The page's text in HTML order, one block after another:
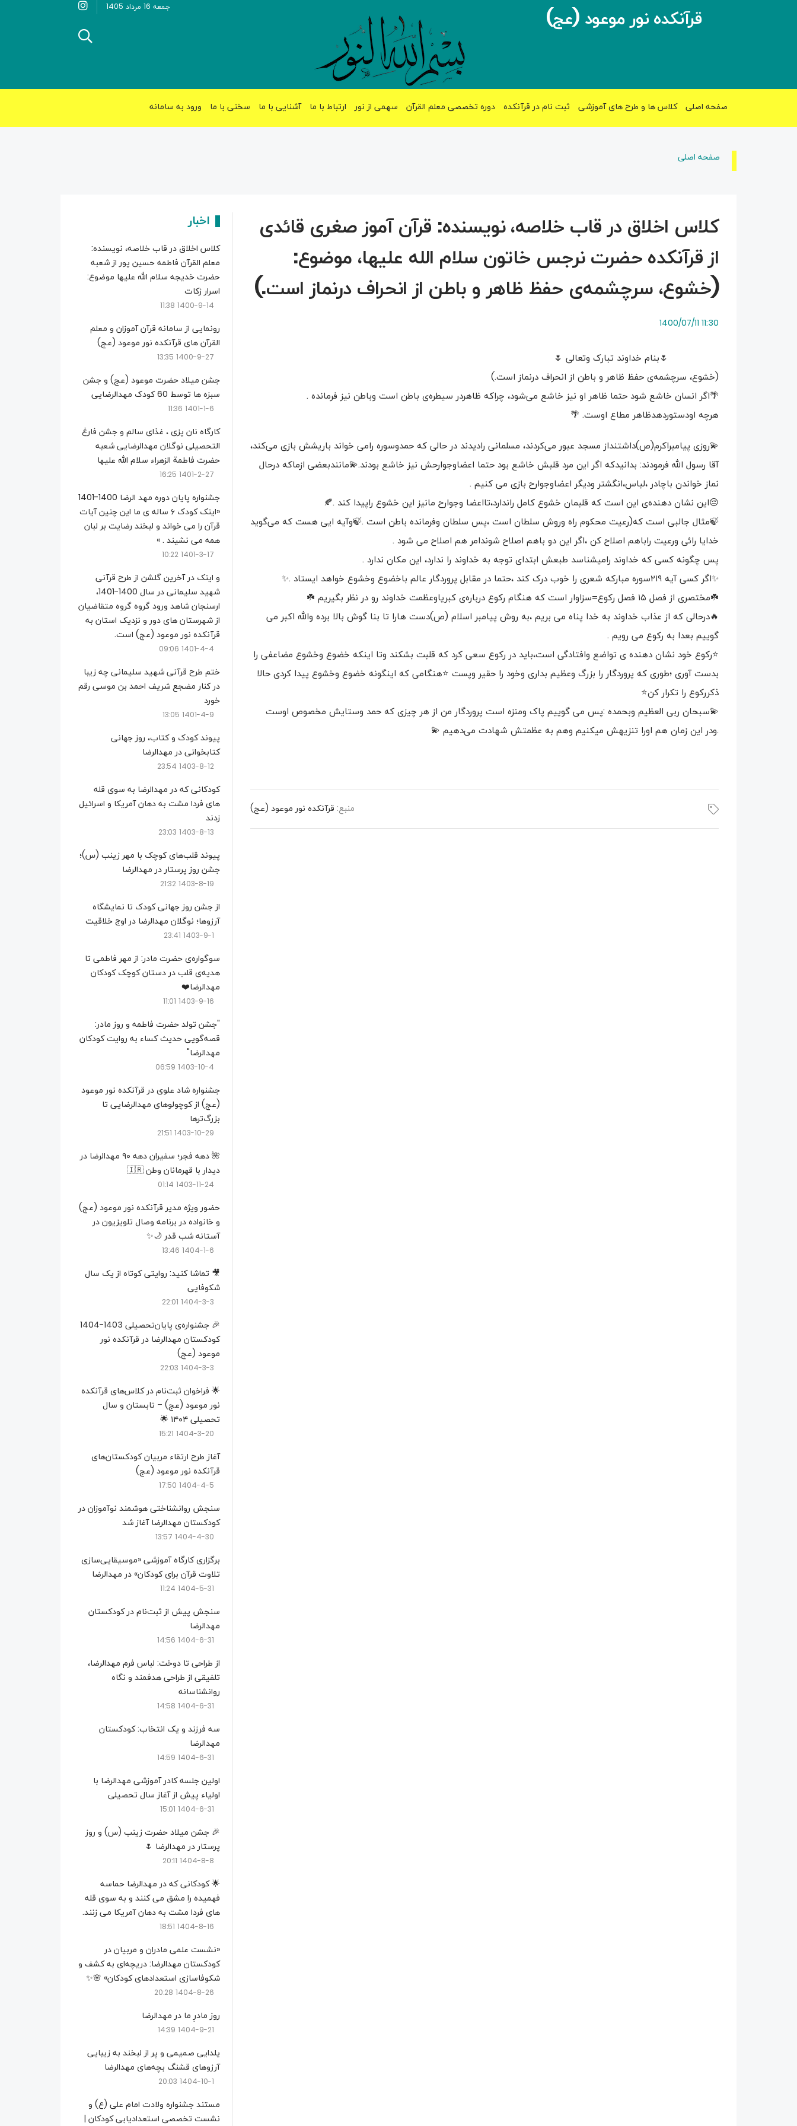
قرآنکده نور موعود (عج)
جمعه 16 مرداد 1405
صفحه اصلی کلاس ها و طرح های آموزشی ثبت نام در قرآنکده دوره تخصصی معلم القرآن سهمی از نور ارتباط با ما آشنایی با ما سخنی با ما ورود به سامانه
صفحه اصلی
کلاس اخلاق در قاب خلاصه، نویسنده: قرآن آموز صغری قائدی
از قرآنکده حضرت نرجس خاتون سلام الله علیها، موضوع:
(خشوع، سرچشمه‌ی حفظ ظاهر و باطن از انحراف درنماز است.)
11:30 1400/07/11
🌷بنام خداوند تبارک وتعالی 🌷
(خشوع، سرچشمه‌ی حفظ ظاهر و باطن از انحراف درنماز است.)
🌴اگر انسان خاشع شود حتما ظاهر او نیز خاشع می‌شود، چراکه ظاهردر سیطره‌ی باطن است وباطن نیز فرمانده .
هرچه اودستوردهدظاهر مطاع اوست. 🌴
💫روزی پیامبراکرم(ص)داشتنداز مسجد عبور می‌کردند، مسلمانی رادیدند در حالی که حمدوسوره رامی خواند باریشش بازی می‌کند،
آقا رسول الله فرمودند: بدانیدکه اگر این مرد قلبش خاشع بود حتما اعضاوجوارحش نیز خاشع بودند.💫مانندبعضی ازماکه درحال
نماز خواندن باچادر ،لباس،انگشتر ودیگر اعضاوجوارح بازی می کنیم .
😔این نشان دهنده‌ی این است که قلبمان خشوع کامل راندارد،تااعضا وجوارح مانیز این خشوع راپیدا کند .🍂
🍃مثال جالبی است که(رعیت محکوم راه وروش سلطان است ،پس سلطان وفرمانده باطن است .🍃وآیه ایی هست که می‌گوید
خدایا رائی ورعیت راباهم اصلاح کن ،اگر این دو باهم اصلاح شوندامر هم اصلاح می شود .
پس چگونه کسی که خداوند رامیشناسد طبعش ابتدای توجه به خداوند را ندارد، این مکان ندارد .
✨اگر کسی آیه ۲۱۹سوره مبارکه شعری را خوب درک کند ،حتما در مقابل پروردگار عالم باخضوع وخشوع خواهد ایستاد .✨
☘️مختصری از فصل ۱۵ فصل رکوع=سزاوار است که هنگام رکوع درباره‌ی کبریاوعظمت خداوند رو در نظر بگیریم ☘️
🔥درحالی که از عذاب خداوند به خدا پناه می بریم ،به روش پیامبر اسلام (ص)دست هارا تا بنا گوش بالا برده والله اکبر می
گوییم بعدا به رکوع می رویم .
⭐رکوع خود نشان دهنده ی تواضع وافتادگی است،باید در رکوع سعی کرد که قلبت بشکند وتا اینکه خضوع وخشوع مضاعفی را
بدست آوری ؛طوری که پروردگار را بزرگ وعظیم بداری وخود را حقیر وپست ⭐هنگامی که اینگونه خضوع وخشوع پیدا کردی حالا
ذکررکوع را تکرار کن⭐
💫سبحان ربی العظیم وبحمده :پس می گوییم پاک ومنزه است پروردگار من از هر چیزی که حمد وستایش مخصوص اوست
.ودر این زمان هم اورا تنزیهش میکنیم وهم به عظمتش شهادت می‌دهیم 💫
منبع: قرآنکده نور موعود (عج)
اخبار
کلاس اخلاق در قاب خلاصه، نویسنده:
معلم القرآن فاطمه حسین پور از شعبه
حضرت خدیجه سلام الله علیها موضوع:
اسرار زکات
1400-9-14 11:38
رونمایی از سامانه قرآن آموزان و معلم
القرآن های قرآنکده نور موعود (عج)
1400-9-27 13:35
جشن میلاد حضرت موعود (عج) و جشن
سبزه ها توسط 60 کودک مهدالرضایی
1401-1-6 11:36
کارگاه نان پزی ، غذای سالم و جشن فارغ
التحصیلی نوگلان مهدالرضایی شعبه
حضرت فاطمة الزهراء سلام الله علیها
1401-2-27 16:25
جشنواره پایان دوره مهد الرضا 1400-1401
«اینک کودک ۶ ساله ی ما این چنین آیات
قرآن را می خواند و لبخند رضایت بر لبان
همه می نشیند . »
1401-3-17 10:22
و اینک در آخرین گلشن از طرح قرآنی
شهید سلیمانی در سال 1400-1401،
ارسنجان شاهد ورود گروه گروه متقاضیان
از شهرستان های دور و نزدیک استان به
قرآنکده نور موعود (عج) است.
1401-4-4 09:06
ختم طرح قرآنی شهید سلیمانی چه زیبا
در کنار مضجع شریف احمد بن موسی رقم
خورد
1401-4-9 13:05
پیوند کودک و کتاب، روز جهانی
کتابخوانی در مهدالرضا
1403-8-12 23:54
کودکانی که در مهدالرضا به سوی قله
های فردا مشت به دهان آمریکا و اسرائیل
زدند
1403-8-13 23:03
پیوند قلب‌های کوچک با مهر زینب (س)؛
جشن روز پرستار در مهدالرضا
1403-8-19 21:32
از جشن روز جهانی کودک تا نمایشگاه
آرزوها؛ نوگلان مهدالرضا در اوج خلاقیت
1403-9-1 23:41
سوگواره‌ی حضرت مادر: از مهر فاطمی تا
هدیه‌ی قلب در دستان کوچک کودکان
مهدالرضا❤️
1403-9-16 11:01
"جشن تولد حضرت فاطمه و روز مادر:
قصه‌گویی حدیث کساء به روایت کودکان
مهدالرضا"
1403-10-4 06:59
جشنواره شاد علوی در قرآنکده نور موعود
(عج) از کوچولو‌های مهدالرضایی تا
بزرگ‌تر‌ها
1403-10-29 21:51
🌺 دهه فجر؛ سفیران دهه ۹۰ مهدالرضا در
دیدار با قهرمانان وطن 🇮🇷
1403-11-24 01:14
حضور ویژه مدیر قرآنکده نور موعود (عج)
و خانواده در برنامه وصال تلویزیون در
آستانه شب قدر 🌙✨
1404-1-6 13:46
🎥 تماشا کنید: روایتی کوتاه از یک سال
شکوفایی
1404-3-3 22:01
🎉 جشنواره‌ی پایان‌تحصیلی 1403-1404
کودکستان مهدالرضا در قرآنکده نور
موعود (عج)
1404-3-3 22:03
🌟 فراخوان ثبت‌نام در کلاس‌های قرآنکده
نور موعود (عج) – تابستان و سال
تحصیلی ۱۴۰۴ 🌟
1404-3-20 15:21
آغاز طرح ارتقاء مربیان کودکستان‌های
قرآنکده نور موعود (عج)
1404-4-5 17:50
سنجش روانشناختی هوشمند نوآموزان در
کودکستان مهدالرضا آغاز شد
1404-4-30 13:57
برگزاری کارگاه آموزشی «موسیقایی‌سازی
تلاوت قرآن برای کودکان» در مهدالرضا
1404-5-31 11:24
سنجش پیش از ثبت‌نام در کودکستان
مهدالرضا
1404-6-31 14:56
از طراحی تا دوخت: لباس فرم مهدالرضا،
تلفیقی از طراحی هدفمند و نگاه
روانشناسانه
1404-6-31 14:58
سه فرزند و یک انتخاب: کودکستان
مهدالرضا
1404-6-31 14:59
اولین جلسه کادر آموزشی مهدالرضا با
اولیاء پیش از آغاز سال تحصیلی
1404-6-31 15:01
🎉 جشن میلاد حضرت زینب (س) و روز
پرستار در مهدالرضا 🌷
1404-8-8 20:11
🌟 کودکانی که در مهدالرضا حماسه
فهمیده را مشق می کنند و به سوی قله
های فردا مشت به دهان آمریکا می زنند.
1404-8-16 18:51
«نشست علمی مادران و مربیان در
کودکستان مهدالرضا: دریچه‌ای به کشف و
شکوفاسازی استعدادهای کودکان» 🌸✨
1404-8-26 20:28
روز مادرِ ما در مهدالرضا
1404-9-21 14:39
یلدایی صمیمی و پر از لبخند به زیبایی
آرزوهای قشنگ بچه‌های مهدالرضا
1404-10-1 20:03
مستند جشنواره ولادت امام علی (ع) و
نشست تخصصی استعدادیابی کودکان |